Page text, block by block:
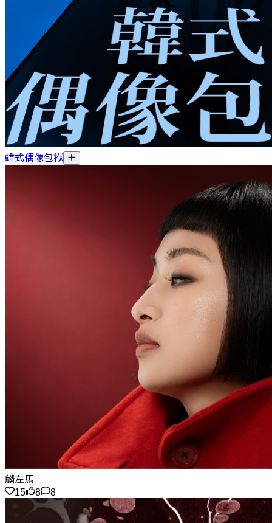
韓式偶像包袱
麟左馬
15
8 8